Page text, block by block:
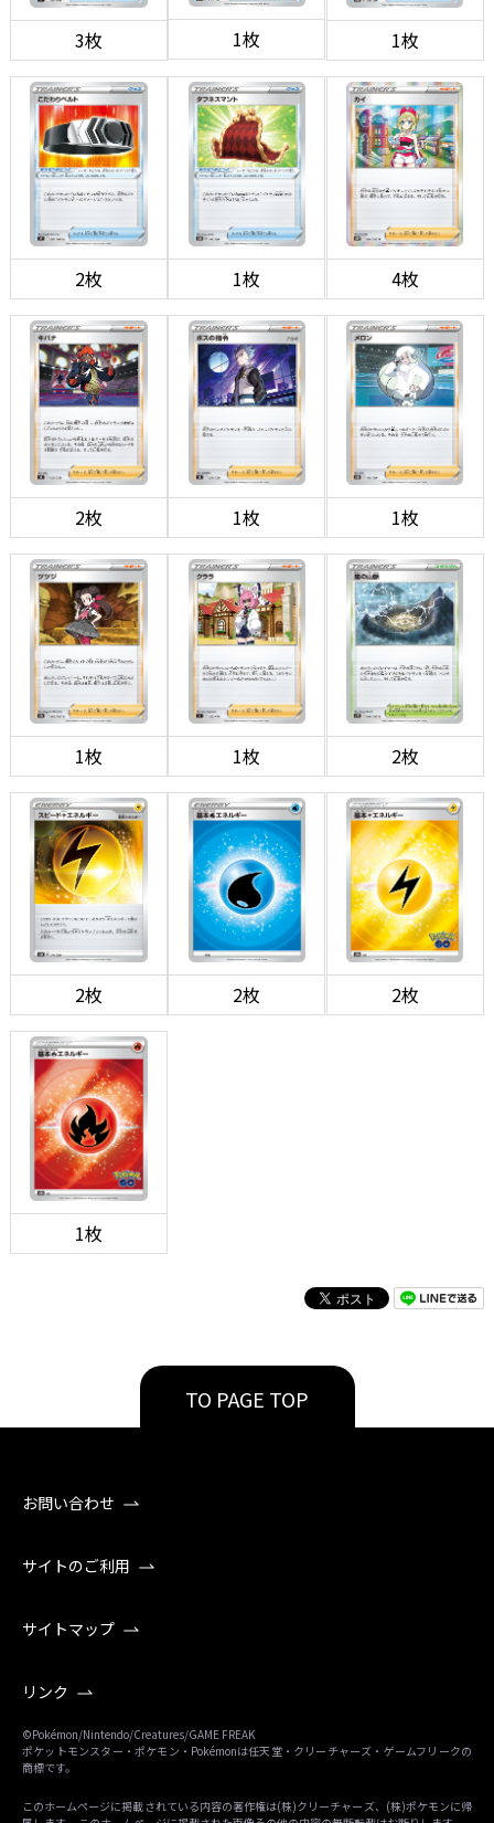
3枚 1枚 1枚
2枚 1枚 4枚
2枚 1枚 1枚
1枚 1枚 2枚
2枚 2枚 2枚
1枚
TO PAGE TOP
お問い合わせ
サイトのご利用
サイトマップ
リンク
©Pokémon/Nintendo/Creatures/GAME FREAK
ポケットモンスター・ポケモン・Pokémonは任天堂・クリーチャーズ・ゲームフリークの
商標です。
このホームページに掲載されている内容の著作権は(株)クリーチャーズ、(株)ポケモンに帰